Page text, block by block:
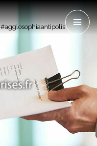
#agglosophiaantipolis